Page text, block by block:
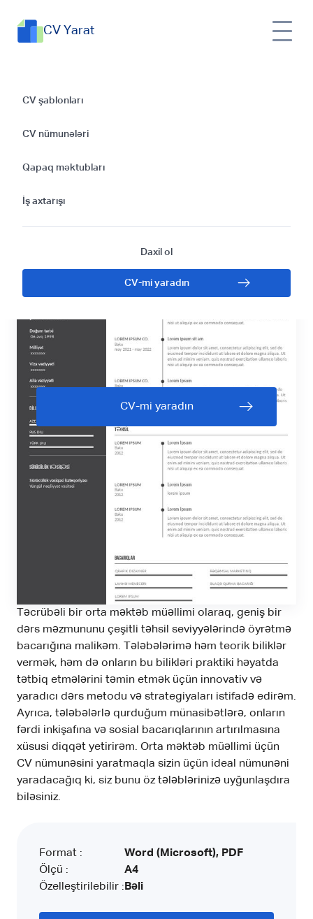
CV Yarat
CV şablonları
CV nümunələri
Qapaq məktubları
İş axtarışı
Daxil ol
CV-mi yaradın
Orta məktəb
müəllimi üçün uğurlu
CV yazmaq: Rehber
CV-mi yaradın
Təcrübəli bir orta məktəb müəllimi olaraq, geniş bir
dərs məzmununu çeşitli təhsil seviyyələrində öyrətmə
bacarığına malikəm. Tələbələrimə həm teorik biliklər
vermək, həm də onların bu bilikləri praktiki həyatda
tətbiq etmələrini təmin etmək üçün innovativ və
yaradıcı dərs metodu və strategiyaları istifadə edirəm.
Ayrıca, tələbələrlə qurduğum münasibətlərə, onların
fərdi inkişafına və sosial bacarıqlarının artırılmasına
xüsusi diqqət yetirirəm. Orta məktəb müəllimi üçün
CV nümunəsini yaratmaqla sizin üçün ideal nümunəni
yaradacağıq ki, siz bunu öz tələblərinizə uyğunlaşdıra
biləsiniz.
Format :
Ölçü :
Özelleştirilebilir :
Word (Microsoft), PDF
A4
Bəli